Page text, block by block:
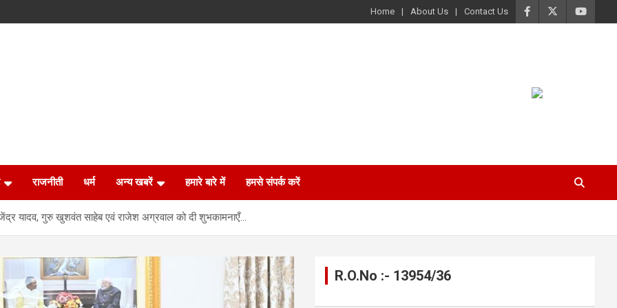
Home About Us Contact Us
राजनीती धर्म अन्य खबरें हमारे बारे में हमसे संपर्क करें
यादव, गुरु खुशवंत साहेब एवं राजेश अग्रवाल को दी शुभकामनाएँ…
R.O.No :- 13954/36